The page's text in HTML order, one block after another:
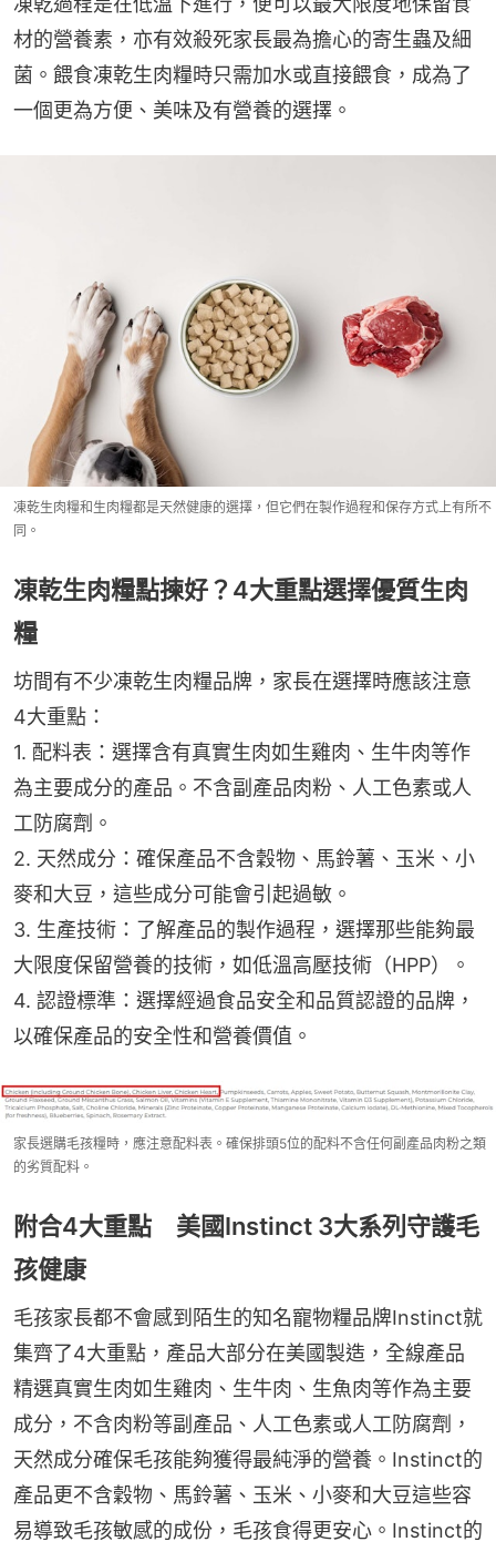
材的營養素，亦有效殺死家長最為擔心的寄生蟲及細
菌。餵食凍乾生肉糧時只需加水或直接餵食，成為了
一個更為方便、美味及有營養的選擇。
凍乾生肉糧和生肉糧都是天然健康的選擇，但它們在製作過程和保存方式上有所不
同。
凍乾生肉糧點揀好？4大重點選擇優質生肉
糧
坊間有不少凍乾生肉糧品牌，家長在選擇時應該注意
4大重點：
1. 配料表：選擇含有真實生肉如生雞肉、生牛肉等作
為主要成分的產品。不含副產品肉粉、人工色素或人
工防腐劑。
2. 天然成分：確保產品不含穀物、馬鈴薯、玉米、小
麥和大豆，這些成分可能會引起過敏。
3. 生產技術：了解產品的製作過程，選擇那些能夠最
大限度保留營養的技術，如低溫高壓技術（HPP）。
4. 認證標準：選擇經過食品安全和品質認證的品牌，
以確保產品的安全性和營養價值。
家長選購毛孩糧時，應注意配料表。確保排頭5位的配料不含任何副產品肉粉之類
的劣質配料。
附合4大重點 美國Instinct 3大系列守護毛
孩健康
毛孩家長都不會感到陌生的知名寵物糧品牌Instinct就
集齊了4大重點，產品大部分在美國製造，全線產品
精選真實生肉如生雞肉、生牛肉、生魚肉等作為主要
成分，不含肉粉等副產品、人工色素或人工防腐劑，
天然成分確保毛孩能夠獲得最純淨的營養。Instinct的
產品更不含穀物、馬鈴薯、玉米、小麥和大豆這些容
易導致毛孩敏感的成份，毛孩食得更安心。Instinct的